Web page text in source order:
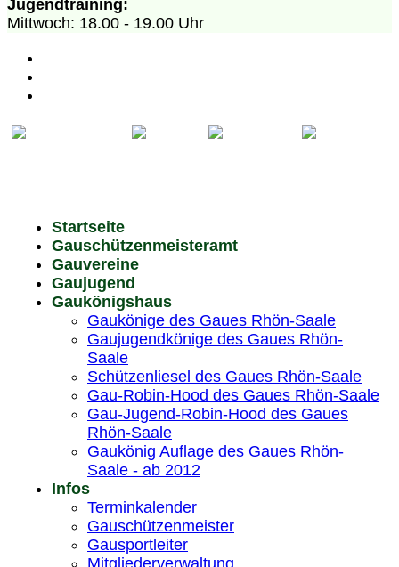
Jugendtraining:
Mittwoch: 18.00 - 19.00 Uhr
Startseite
Gauschützenmeisteramt
Gauvereine
Gaujugend
Gaukönigshaus
Gaukönige des Gaues Rhön-Saale
Gaujugendkönige des Gaues Rhön-
Saale
Schützenliesel des Gaues Rhön-Saale
Gau-Robin-Hood des Gaues Rhön-Saale
Gau-Jugend-Robin-Hood des Gaues
Rhön-Saale
Gaukönig Auflage des Gaues Rhön-
Saale - ab 2012
Infos
Terminkalender
Gauschützenmeister
Gausportleiter